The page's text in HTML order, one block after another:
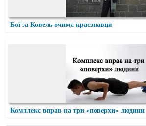
Бої за Ковель очима краєзнавця
Комплекс вправ на три «поверхи» людини